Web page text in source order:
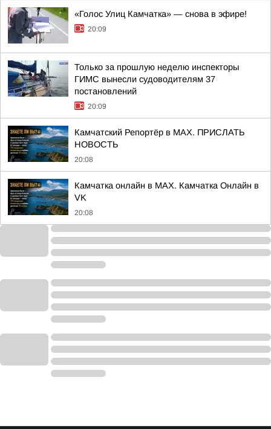
«Голос Улиц Камчатка» — снова в эфире!
20:09
Только за прошлую неделю инспекторы
ГИМС вынесли судоводителям 37
постановлений
20:09
Камчатский Репортёр в MAX. ПРИСЛАТЬ
НОВОСТЬ
20:08
Камчатка онлайн в MAX. Камчатка Онлайн в
VK
20:08